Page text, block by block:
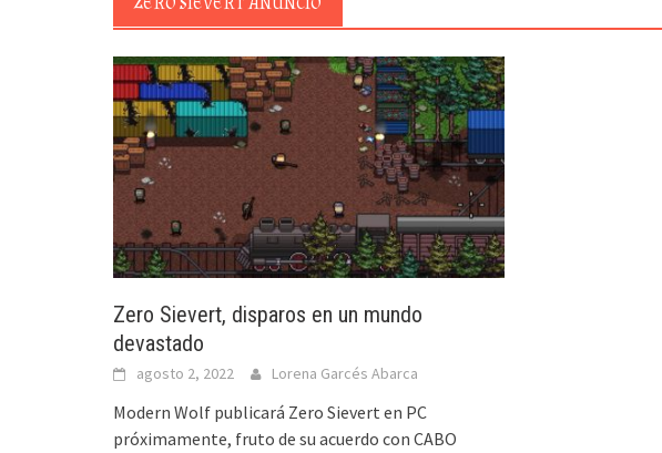
Zero Sievert, disparos en un mundo
devastado
agosto 2, 2022 Lorena Garcés Abarca
Modern Wolf publicará Zero Sievert en PC
próximamente, fruto de su acuerdo con CABO